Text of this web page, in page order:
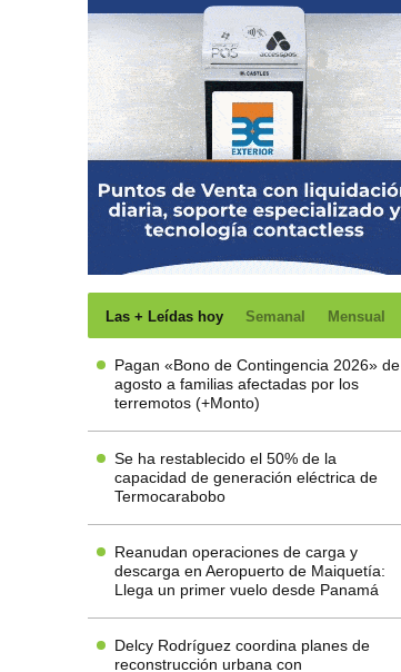
Las + Leídas hoy Semanal Mensual
Pagan «Bono de Contingencia 2026» de
agosto a familias afectadas por los
terremotos (+Monto)
Se ha restablecido el 50% de la
capacidad de generación eléctrica de
Termocarabobo
Reanudan operaciones de carga y
descarga en Aeropuerto de Maiquetía:
Llega un primer vuelo desde Panamá
Delcy Rodríguez coordina planes de
reconstrucción urbana con